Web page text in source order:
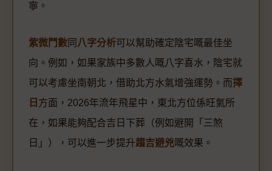
寧。
紫微鬥數 同 八字分析可以幫助確定陰宅嘅最佳坐
向。例如，如果家族中多數人嘅八字喜水，陰宅就
可以考慮坐南朝北，借助北方水氣增強運勢。而擇
日 方面，2026年流年飛星中，東北方位係旺氣所
在，如果能夠配合吉日下葬（例如避開「三煞
日」），可以進一步提升趨吉避兇嘅效果。